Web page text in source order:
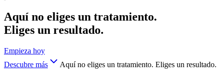
Aquí no eliges un tratamiento.
Eliges un resultado.
Empieza hoy
Descubre más
Aquí no eliges un tratamiento. Eliges un resultado.